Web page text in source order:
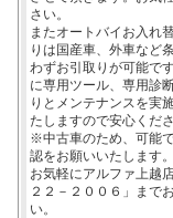
さい。
またオートバイお入れ
りは国産車、外車など
わずお引取りが可能で
に専用ツール、専用診
りとメンテナンスを実
たしますので安心くださ
※中古車のため、可能
認をお願いいたします。
お気軽にアルファ上越
２２－２００６」まで
い。